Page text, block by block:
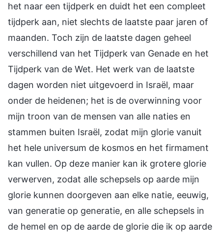
het naar een tijdperk en duidt het een compleet
tijdperk aan, niet slechts de laatste paar jaren of
maanden. Toch zijn de laatste dagen geheel
verschillend van het Tijdperk van Genade en het
Tijdperk van de Wet. Het werk van de laatste
dagen worden niet uitgevoerd in Israël, maar
onder de heidenen; het is de overwinning voor
mijn troon van de mensen van alle naties en
stammen buiten Israël, zodat mijn glorie vanuit
het hele universum de kosmos en het firmament
kan vullen. Op deze manier kan ik grotere glorie
verwerven, zodat alle schepsels op aarde mijn
glorie kunnen doorgeven aan elke natie, eeuwig,
van generatie op generatie, en alle schepsels in
de hemel en op de aarde de glorie die ik op aarde